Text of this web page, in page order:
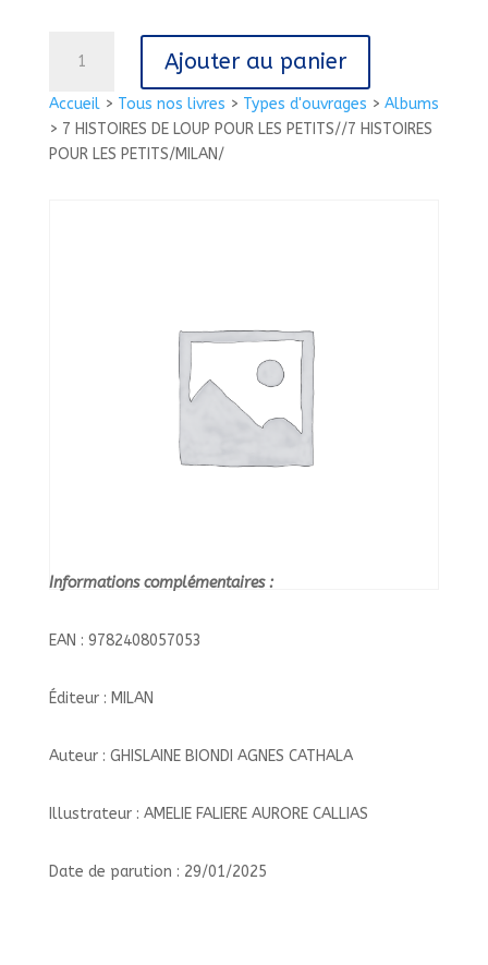
Accueil> Tous nos livres > Types d'ouvrages > Albums
> 7 HISTOIRES DE LOUP POUR LES PETITS//7 HISTOIRES
POUR LES PETITS/MILAN/
7
HISTOIRES
DE
Ajouter au panier
Informations complémentaires :
EAN : 9782408057053
Éditeur : MILAN
Auteur : GHISLAINE BIONDI AGNES CATHALA
Illustrateur : AMELIE FALIERE AURORE CALLIAS
Date de parution : 29/01/2025